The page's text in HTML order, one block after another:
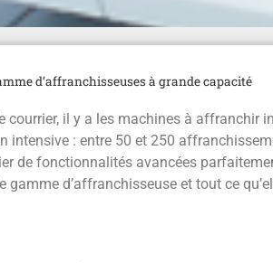
d’affranchisseuses à grande capacité
courrier, il y a les machines à affranchir
intensive : entre 50 et 250
de fonctionnalités avancées
d’affranchisseuse et tout ce